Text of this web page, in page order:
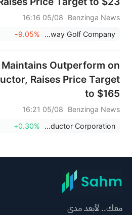
Benzinga News
05/08 16:16
Callaway Golf Company
-9.05%
Maintains Outperform on
Raises Price Target
to $165
Benzinga News
05/08 16:21
Lattice Semiconductor Corporation
+0.30%
معك.. لأبعد مدى